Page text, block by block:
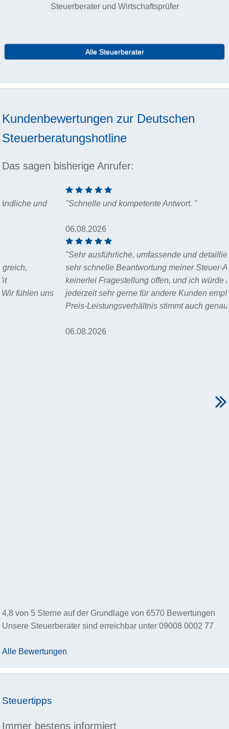
Steuerberater und Wirtschaftsprüfer
Alle Steuerberater
Kundenbewertungen zur Deutschen
Steuerberatungshotline
Das sagen bisherige Anrufer:
"Schnelle und kompetente Antwort. "
"Sehr ausführliche, umfassende und detaillierte sowie auch
sehr schnelle Beantwortung meiner Steuer-Anfrage. Es blieb
keinerlei Fragestellung offen, und ich würde Herrn Wegner
jederzeit sehr gerne für andere Kunden empfehlen! Das
Preis-Leistungsverhältnis stimmt auch genau. "
4,8 von 5 Sterne auf der Grundlage von 6570 Bewertungen
Unsere Steuerberater sind erreichbar unter 09008 0002 77
Alle Bewertungen
Steuertipps
Immer bestens informiert